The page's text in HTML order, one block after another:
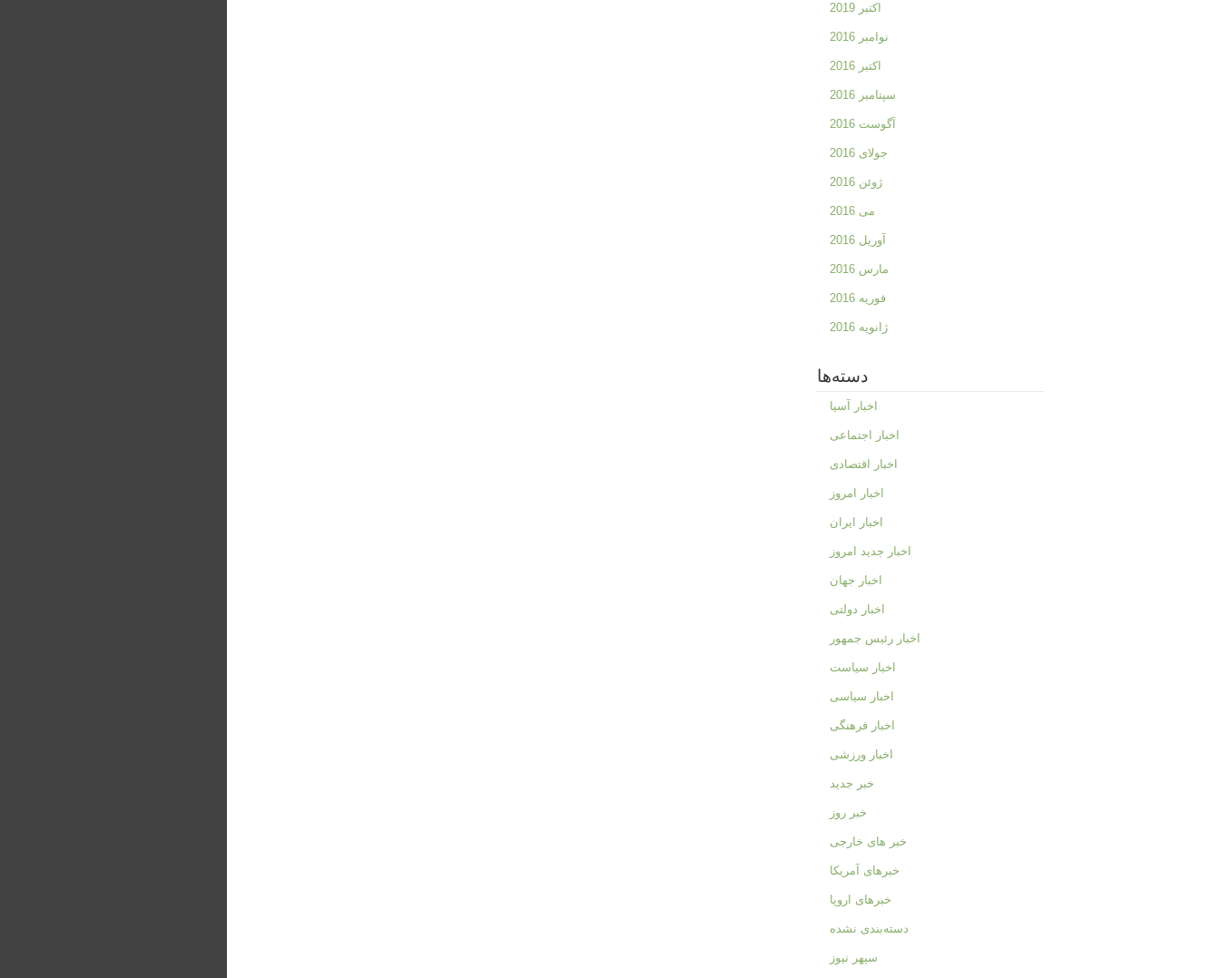
اکتبر 2019
نوامبر 2016
اکتبر 2016
سپتامبر 2016
آگوست 2016
جولای 2016
ژوئن 2016
می 2016
آوریل 2016
مارس 2016
فوریه 2016
ژانویه 2016
دسته‌ها
اخبار آسیا
اخبار اجتماعی
اخبار اقتصادی
اخبار امروز
اخبار ایران
اخبار جدید امروز
اخبار جهان
اخبار دولتی
اخبار رئیس جمهور
اخبار سیاست
اخبار سیاسی
اخبار فرهنگی
اخبار ورزشی
خبر جدید
خبر روز
خبر های خارجی
خبرهای آمریکا
خبرهای اروپا
دسته‌بندی نشده
سپهر نیوز